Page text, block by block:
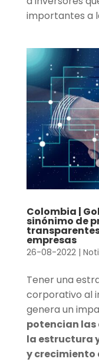
importantes a
Colombia |
sinónimo de
empresas
26-08-2022|
Tener una
corporativo al
genera un
potencian las
la estructura
y crecimiento